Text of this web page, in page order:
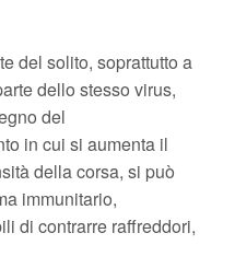
del solito, soprattutto a
dello stesso virus,
del
in cui si aumenta il
della corsa, si può
immunitario,
di contrarre raffreddori,